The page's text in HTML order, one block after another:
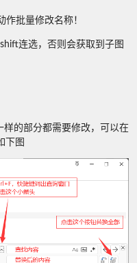
批量修改名称！
连选，否则会获取到子图
的部分都需要修改，可以在
下图